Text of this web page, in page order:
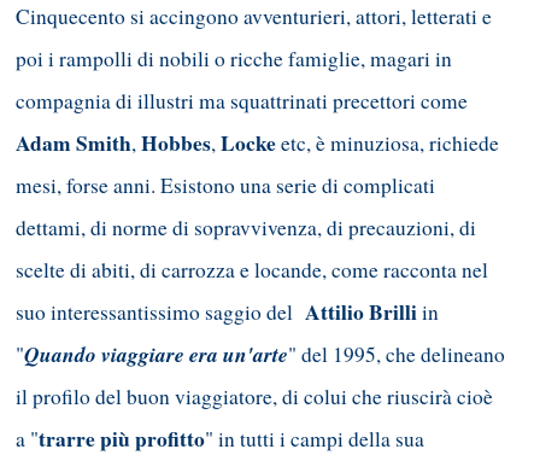
Cinquecento si accingono avventurieri, attori, letterati e
poi i rampolli di nobili o ricche famiglie, magari in
compagnia di illustri ma squattrinati precettori come
Adam Smith, Hobbes, Lockeetc, è minuziosa, richiede
mesi, forse anni. Esistono una serie di complicati
dettami, di norme di sopravvivenza, di precauzioni, di
scelte di abiti, di carrozza e locande, come racconta nel
suo interessantissimo saggio del Attilio Brilliin
"Quando viaggiare era un'arte" del 1995, che delineano
il profilo del buon viaggiatore, di colui che riuscirà cioè
a "trarre più profitto" in tutti i campi della sua